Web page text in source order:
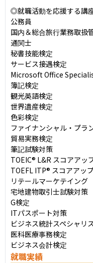
◎就職活動を応援する講
公務員
国内＆総合旅行業務取扱
通関士
秘書技能検定
サービス接遇検定
Microsoft Office
簿記検定
観光英語検定
世界遺産検定
色彩検定
ファイナンシャル・プラ
貿易実務検定
筆記試験対策
TOEIC® L&R スコアアッ
TOEFL ITP® スコアアッ
リテールマーケテイング
宅地建物取引士試験対策
G検定
ITパスポート対策
ビジネス統計スペシャリ
医科医療事務検定
ビジネス会計検定
就職実績